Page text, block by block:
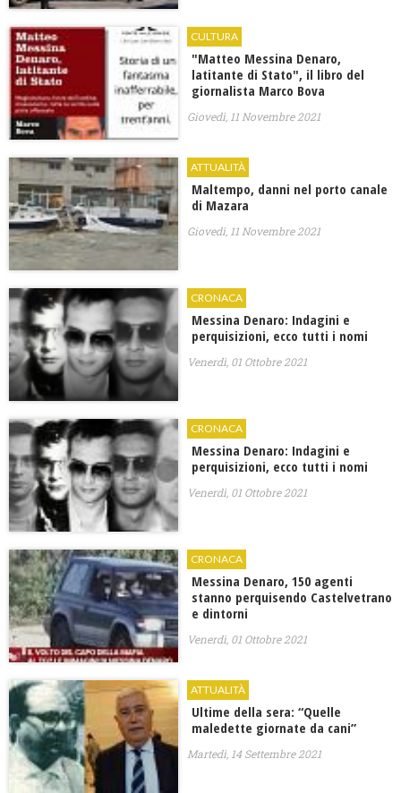
CULTURA
"Matteo Messina Denaro,
latitante di Stato", il libro del
giornalista Marco Bova
Giovedì, 11 Novembre 2021
ATTUALITÀ
Maltempo, danni nel porto canale
di Mazara
Giovedì, 11 Novembre 2021
CRONACA
Messina Denaro: Indagini e
perquisizioni, ecco tutti i nomi
Venerdì, 01 Ottobre 2021
CRONACA
Messina Denaro: Indagini e
perquisizioni, ecco tutti i nomi
Venerdì, 01 Ottobre 2021
CRONACA
Messina Denaro, 150 agenti
stanno perquisendo Castelvetrano
e dintorni
Venerdì, 01 Ottobre 2021
ATTUALITÀ
Ultime della sera: “Quelle
maledette giornate da cani”
Martedì, 14 Settembre 2021